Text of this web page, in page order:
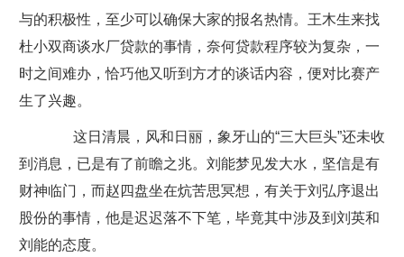
与的积极性，至少可以确保大家的报名热情。王木生来找
杜小双商谈水厂贷款的事情，奈何贷款程序较为复杂，一
时之间难办，恰巧他又听到方才的谈话内容，便对比赛产
生了兴趣。
这日清晨，风和日丽，象牙山的“三大巨头”还未收
到消息，已是有了前瞻之兆。刘能梦见发大水，坚信是有
财神临门，而赵四盘坐在炕苦思冥想，有关于刘弘序退出
股份的事情，他是迟迟落不下笔，毕竟其中涉及到刘英和
刘能的态度。